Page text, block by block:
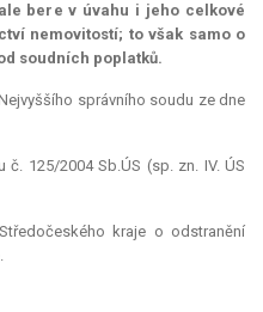
bere v úvahu i jeho celkové
nemovitostí; to však samo o
soudních poplatků.
správního soudu ze dne
125/2004 Sb.ÚS (sp. zn. IV. ÚS
kraje o odstranění